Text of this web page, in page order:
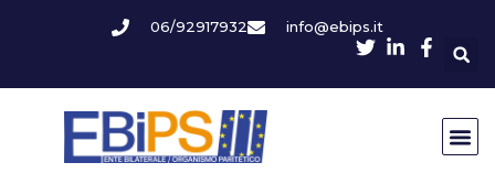
06/92917932 info@ebips.it